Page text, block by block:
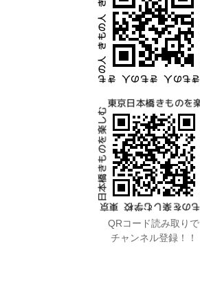
QRコード読み取りで
チャンネル登録！！